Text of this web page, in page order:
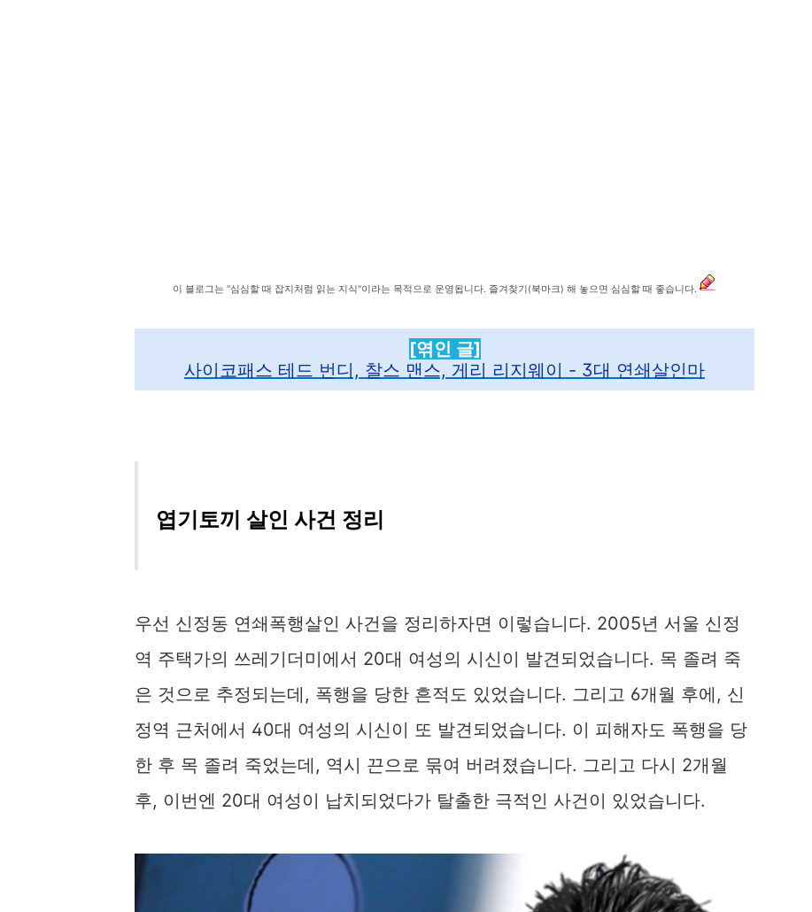
이 블로그는 "심심할 때 잡지처럼 읽는 지식"이라는 목적으로 운영됩니다. 즐겨찾기(북마크) 해 놓으면 심심할 때 좋습니다.
[엮인 글]
사이코패스 테드 번디, 찰스 맨스, 게리 리지웨이 - 3대 연쇄살인마
엽기토끼 살인 사건 정리
우선 신정동 연쇄폭행살인 사건을 정리하자면 이렇습니다. 2005년 서울 신정
역 주택가의 쓰레기더미에서 20대 여성의 시신이 발견되었습니다. 목 졸려 죽
은 것으로 추정되는데, 폭행을 당한 흔적도 있었습니다. 그리고 6개월 후에, 신
정역 근처에서 40대 여성의 시신이 또 발견되었습니다. 이 피해자도 폭행을 당
한 후 목 졸려 죽었는데, 역시 끈으로 묶여 버려졌습니다. 그리고 다시 2개월
후, 이번엔 20대 여성이 납치되었다가 탈출한 극적인 사건이 있었습니다.